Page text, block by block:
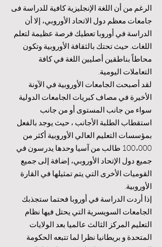
الرغم من أن اللغة الإنجليزية كافية للدراسة فى
جامعات معظم دول الاتحاد الأوروبي، إلا أن
الدراسة في أوروبا تعطيك فرصة عظيمة لتعلم
اللغات. حيث تحتك بالثقافة الأوروبية وتكون
محاطاً بناطقين أصليين اللغة في كافة
التعاملات اليومية.
لقد أصبحت الجامعات الأوروبية في الآونة
الأخيرة في مصاف كبريات الجامعات الدولية
سواء من جانب المستوى أو من جانب
استقطاب الطلبة الأجانب ، حيث يوجد بالفعل
بمؤسسات التعليم العالي الأوروبية أكثر من
100،000 طالب من آسيا وحدها يدرسون في
جميع دول الإتحاد الأوروبي، إضافة إلى جميع
القوميات الأخرى التي يتم تمثيلها في القارة
الأوروبية.
إذا أردت الدراسة في أوروبا فحتما ستجذبك
الجامعات السويسرية التي يحتل فيها نظام
التعليم المركز الثالث عالميا بعد الولايات
المتحدة و بريطانيا نظرا لما تتبعه الحكومة